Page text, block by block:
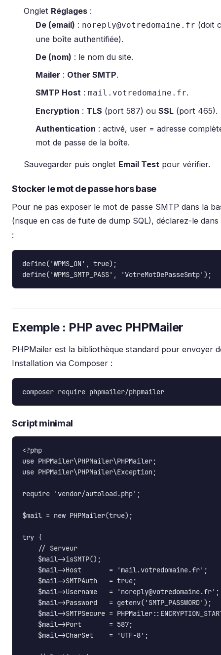
Onglet Réglages :
De (email) : noreply@votredomaine.fr (doit
une boîte authentifiée).
De (nom) : le nom du site.
Mailer : Other SMTP.
SMTP Host : mail.votredomaine.fr.
Encryption : TLS (port 587) ou SSL (port 465).
Authentication : activé, user = adresse
mot de passe de la boîte.
Sauvegarder puis onglet Email Test pour vérifier.
Stocker le mot de passe hors base
Pour ne pas exposer le mot de passe SMTP dans la
(risque en cas de fuite de dump SQL), déclarez-le dans
:
define('WPMS_ON', true);
define('WPMS_SMTP_PASS', 'VotreMotDePasseSmtp');
Exemple : PHP avec PHPMailer
PHPMailer est la bibliothèque standard pour envoyer
Installation via Composer :
composer require phpmailer/phpmailer
Script minimal
<?php
use PHPMailer\PHPMailer\PHPMailer;
use PHPMailer\PHPMailer\Exception;
require 'vendor/autoload.php';
$mail = new PHPMailer(true);
try {
    // Serveur
    $mail->isSMTP();
    $mail->Host       = 'mail.votredomaine.fr';
    $mail->SMTPAuth   = true;
    $mail->Username   = 'noreply@votredomaine.fr';
    $mail->Password   = getenv('SMTP_PASSWORD');
$mail->SMTPSecure =
    $mail->Port       = 587;
    $mail->CharSet    = 'UTF-8';